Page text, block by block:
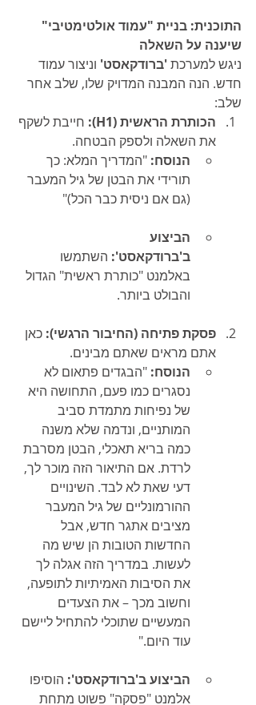
התוכנית: בניית "עמוד אולטימטיבי"
שיענה על השאלה
ניגש למערכת 'ברודקאסט' וניצור עמוד
חדש. הנה המבנה המדויק שלו, שלב אחר
שלב:
הכותרת הראשית (H1):
חייבת לשקף
את השאלה ולספק הבטחה.
הנוסח: "המדריך המלא: כך
תורידי את הבטן של גיל המעבר
(גם אם ניסית כבר הכל)"
הביצוע
ב'ברודקאסט': השתמשו
באלמנט "כותרת ראשית" הגדול
והבולט ביותר.
פסקת פתיחה (החיבור הרגשי): כאן
אתם מראים שאתם מבינים.
הנוסח: "הבגדים פתאום לא
נסגרים כמו פעם, התחושה היא
של נפיחות מתמדת סביב
המותניים, ונדמה שלא משנה
כמה בריא תאכלי, הבטן מסרבת
לרדת. אם התיאור הזה מוכר לך,
דעי שאת לא לבד. השינויים
ההורמונליים של גיל המעבר
מציבים אתגר חדש, אבל
החדשות הטובות הן שיש מה
לעשות. במדריך הזה אגלה לך
את הסיבות האמיתיות לתופעה,
וחשוב מכך – את הצעדים
המעשיים שתוכלי להתחיל ליישם
עוד היום."
הביצוע ב'ברודקאסט': הוסיפו
אלמנט "פסקה" פשוט מתחת